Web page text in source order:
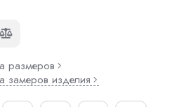
размеров
замеров изделия